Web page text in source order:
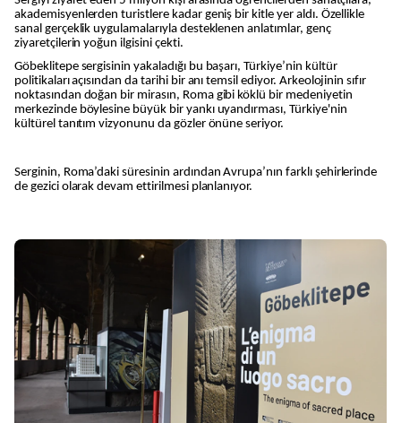
akademisyenlerden turistlere kadar geniş bir kitle yer aldı. Özellikle
sanal gerçeklik uygulamalarıyla desteklenen anlatımlar, genç
ziyaretçilerin yoğun ilgisini çekti.
Göbeklitepe sergisinin yakaladığı bu başarı, Türkiye’nin kültür
politikaları açısından da tarihi bir anı temsil ediyor. Arkeolojinin sıfır
noktasından doğan bir mirasın, Roma gibi köklü bir medeniyetin
merkezinde böylesine büyük bir yankı uyandırması, Türkiye'nin
kültürel tanıtım vizyonunu da gözler önüne seriyor.
Serginin, Roma’daki süresinin ardından Avrupa’nın farklı şehirlerinde
de gezici olarak devam ettirilmesi planlanıyor.